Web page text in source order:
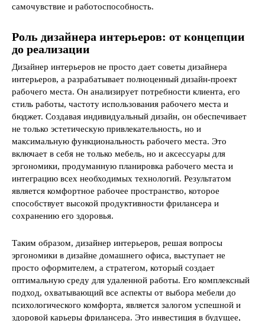
самочувствие и работоспособность.
Роль дизайнера интерьеров: от концепции
до реализации
Дизайнер интерьеров не просто дает советы дизайнера
интерьеров, а разрабатывает полноценный дизайн-проект
рабочего места. Он анализирует потребности клиента, его
стиль работы, частоту использования рабочего места и
бюджет. Создавая индивидуальный дизайн, он обеспечивает
не только эстетическую привлекательность, но и
максимальную функциональность рабочего места. Это
включает в себя не только мебель, но и аксессуары для
эргономики, продуманную планировка рабочего места и
интеграцию всех необходимых технологий. Результатом
является комфортное рабочее пространство, которое
способствует высокой продуктивности фрилансера и
сохранению его здоровья.
Таким образом, дизайнер интерьеров, решая вопросы
эргономики в дизайне домашнего офиса, выступает не
просто оформителем, а стратегом, который создает
оптимальную среду для удаленной работы. Его комплексный
подход, охватывающий все аспекты от выбора мебели до
психологического комфорта, является залогом успешной и
здоровой карьеры фрилансера. Это инвестиция в будущее,